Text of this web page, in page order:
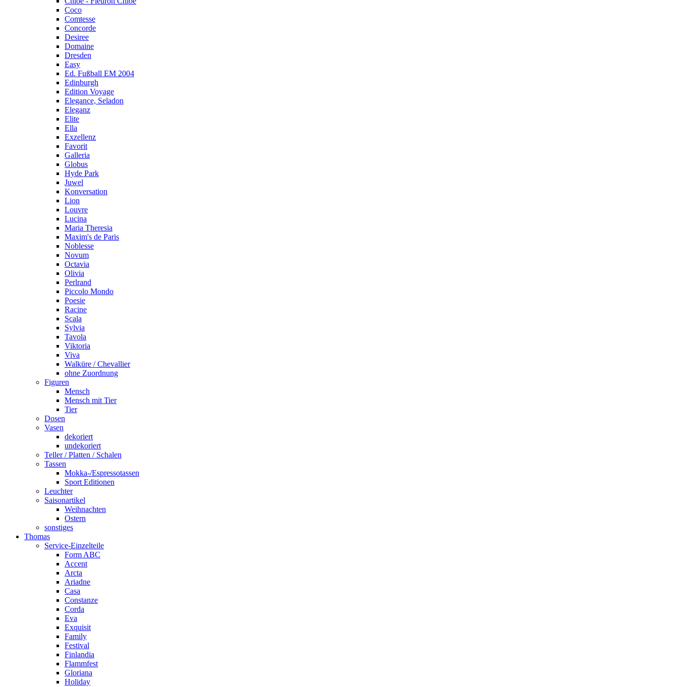
Coco
Comtesse
Concorde
Desiree
Domaine
Dresden
Easy
Ed. Fußball EM 2004
Edinburgh
Edition Voyage
Elegance, Seladon
Eleganz
Elite
Ella
Exzellenz
Favorit
Galleria
Globus
Hyde Park
Juwel
Konversation
Lion
Louvre
Lucina
Maria Theresia
Maxim's de Paris
Noblesse
Novum
Octavia
Olivia
Perlrand
Piccolo Mondo
Poesie
Racine
Scala
Sylvia
Tavola
Viktoria
Viva
Walküre / Chevallier
ohne Zuordnung
Figuren
Mensch
Mensch mit Tier
Tier
Dosen
Vasen
dekoriert
undekoriert
Teller / Platten / Schalen
Tassen
Mokka-/Espressotassen
Sport Editionen
Leuchter
Saisonartikel
Weihnachten
Ostern
sonstiges
Thomas
Service-Einzelteile
Form ABC
Accent
Arcta
Ariadne
Casa
Constanze
Corda
Eva
Exquisit
Family
Festival
Finlandia
Flammfest
Gloriana
Holiday